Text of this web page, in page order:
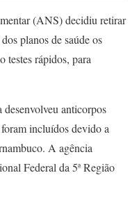
(ANS) decidiu retirar
planos de saúde os
testes rápidos, para
desenvolveu anticorpos
incluídos devido a
A agência
Federal da 5ª Região